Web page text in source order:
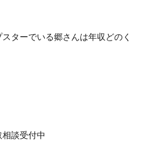
ターでいる郷さんは年収どのく
談受付中